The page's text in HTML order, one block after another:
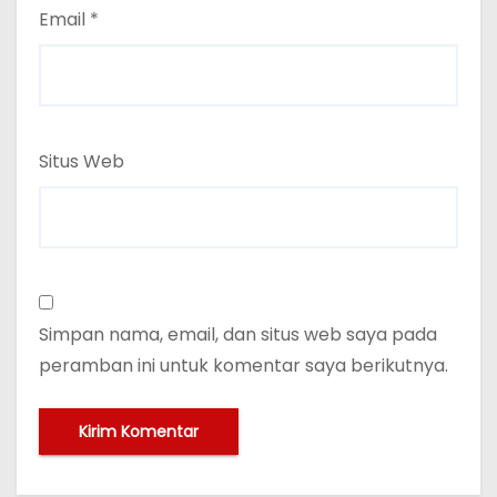
Email *
Situs Web
Simpan nama, email, dan situs web saya pada
peramban ini untuk komentar saya berikutnya.